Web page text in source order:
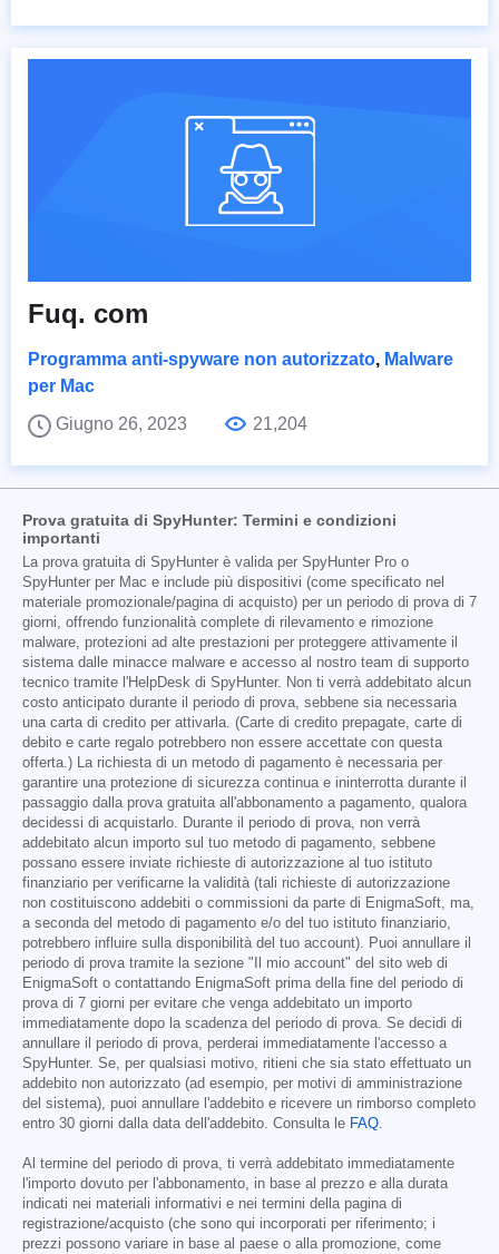
Fuq. com
Programma anti-spyware non autorizzato, Malware
per Mac
Giugno 26, 2023
21,204
Prova gratuita di SpyHunter: Termini e condizioni
importanti
La prova gratuita di SpyHunter è valida per SpyHunter Pro o
SpyHunter per Mac e include più dispositivi (come specificato nel
materiale promozionale/pagina di acquisto) per un periodo di prova di 7
giorni, offrendo funzionalità complete di rilevamento e rimozione
malware, protezioni ad alte prestazioni per proteggere attivamente il
sistema dalle minacce malware e accesso al nostro team di supporto
tecnico tramite l'HelpDesk di SpyHunter. Non ti verrà addebitato alcun
costo anticipato durante il periodo di prova, sebbene sia necessaria
una carta di credito per attivarla. (Carte di credito prepagate, carte di
debito e carte regalo potrebbero non essere accettate con questa
offerta.) La richiesta di un metodo di pagamento è necessaria per
garantire una protezione di sicurezza continua e ininterrotta durante il
passaggio dalla prova gratuita all'abbonamento a pagamento, qualora
decidessi di acquistarlo. Durante il periodo di prova, non verrà
addebitato alcun importo sul tuo metodo di pagamento, sebbene
possano essere inviate richieste di autorizzazione al tuo istituto
finanziario per verificarne la validità (tali richieste di autorizzazione
non costituiscono addebiti o commissioni da parte di EnigmaSoft, ma,
a seconda del metodo di pagamento e/o del tuo istituto finanziario,
potrebbero influire sulla disponibilità del tuo account). Puoi annullare il
periodo di prova tramite la sezione "Il mio account" del sito web di
EnigmaSoft o contattando EnigmaSoft prima della fine del periodo di
prova di 7 giorni per evitare che venga addebitato un importo
immediatamente dopo la scadenza del periodo di prova. Se decidi di
annullare il periodo di prova, perderai immediatamente l'accesso a
SpyHunter. Se, per qualsiasi motivo, ritieni che sia stato effettuato un
addebito non autorizzato (ad esempio, per motivi di amministrazione
del sistema), puoi annullare l'addebito e ricevere un rimborso completo
entro 30 giorni dalla data dell'addebito. Consulta le FAQ.
Al termine del periodo di prova, ti verrà addebitato immediatamente
l'importo dovuto per l'abbonamento, in base al prezzo e alla durata
indicati nei materiali informativi e nei termini della pagina di
registrazione/acquisto (che sono qui incorporati per riferimento; i
prezzi possono variare in base al paese o alla promozione, come